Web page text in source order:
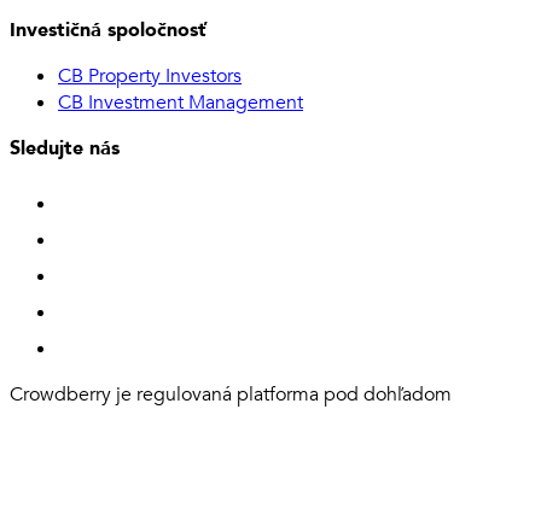
Investičná spoločnosť
CB Property Investors
CB Investment Management
Sledujte nás
Crowdberry je regulovaná platforma pod dohľadom